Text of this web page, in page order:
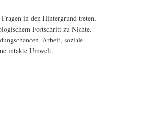
auf
Umfrage
zur
EU-
in den Hintergrund treten,
Fortschritt zu Nichte.
Arbeit, soziale
intakte Umwelt.